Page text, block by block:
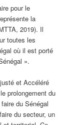
pour le
la
2019). Il
toutes les
où il est porté
».
et Accéléré
prolongement du
du Sénégal
du secteur, un